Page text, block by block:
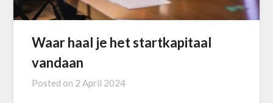
Waar haal je het startkapitaal
vandaan
Posted on 2 April 2024